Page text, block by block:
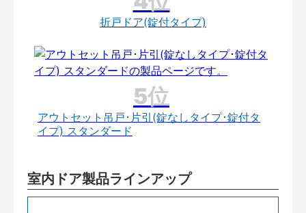
折戸ドア(錠付タイプ)
アウトセット吊戸･片引(錠なしタイプ･錠付タ
イプ) スタンダード
室内ドア製品ラインアップ